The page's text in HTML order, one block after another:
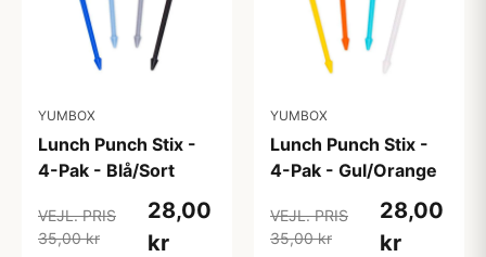
YUMBOX
Lunch Punch Stix -
4-Pak - Blå/Sort
VEJL. PRIS
35,00 kr
28,00
kr
YUMBOX
Lunch Punch Stix -
4-Pak - Gul/Orange
VEJL. PRIS
35,00 kr
28,00
kr